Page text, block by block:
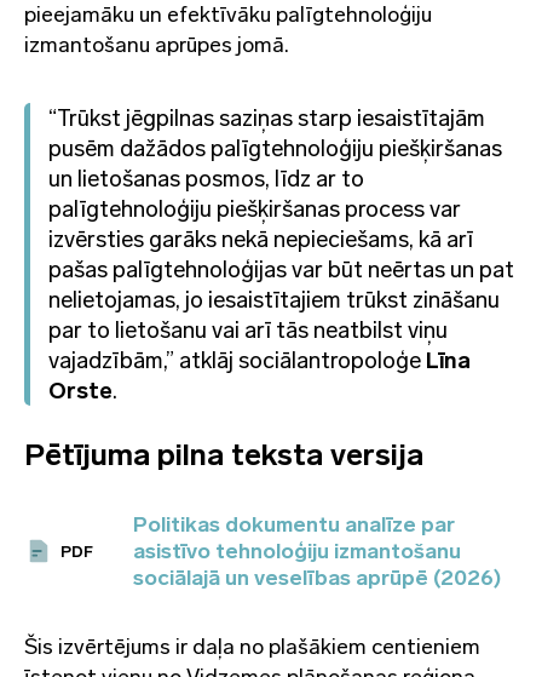
pieejamāku un efektīvāku palīgtehnoloģiju
izmantošanu aprūpes jomā.
“Trūkst jēgpilnas saziņas starp iesaistītajām
pusēm dažādos palīgtehnoloģiju piešķiršanas
un lietošanas posmos, līdz ar to
palīgtehnoloģiju piešķiršanas process var
izvērsties garāks nekā nepieciešams, kā arī
pašas palīgtehnoloģijas var būt neērtas un pat
nelietojamas, jo iesaistītajiem trūkst zināšanu
par to lietošanu vai arī tās neatbilst viņu
vajadzībām,” atklāj sociālantropoloģe Līna
Orste.
Pētījuma pilna teksta versija
PDF
Politikas dokumentu analīze par
asistīvo tehnoloģiju izmantošanu
sociālajā un veselības aprūpē (2026)
Šis izvērtējums ir daļa no plašākiem centieniem